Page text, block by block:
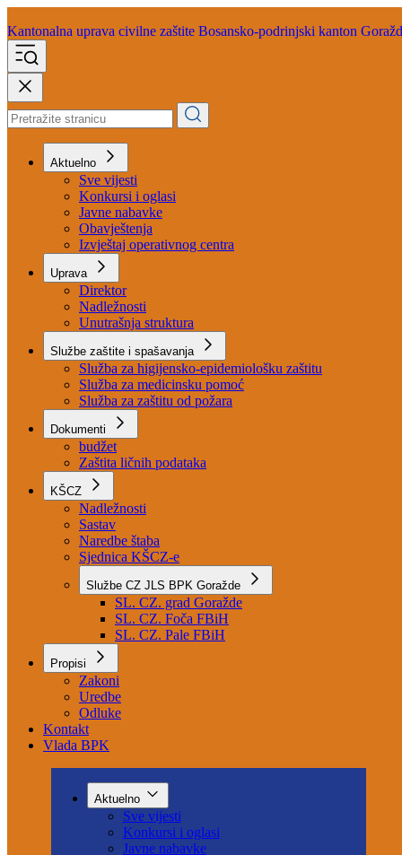
Kantonalna uprava
Aktuelno
Sve vijesti
Konkursi i oglasi
Javne nabavke
Obavještenja
Izvještaj operativnog centra
Uprava
Nadležnosti
Unutrašnja struktura
Službe zaštite i spašavanja
Služba za higijensko-epidemiološku zaštitu
Služba za medicinsku pomoć
Služba za zaštitu od požara
Dokumenti
budžet
Zaštita ličnih podataka
KŠCZ
Nadležnosti
Sastav
Naredbe štaba
Sjednica KŠCZ-e
Službe CZ JLS BPK Goražde
SL. CZ. grad Goražde
SL. CZ. Foča FBiH
SL. CZ. Pale FBiH
Propisi
Zakoni
Uredbe
Vlada BPK
Aktuelno